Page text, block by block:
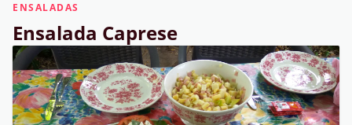
ENSALADAS
Ensalada Caprese